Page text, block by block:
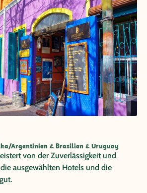
Argentinien & Brasilien & Uruguay
von der Zuverlässigkeit und
ausgewählten Hotels und die